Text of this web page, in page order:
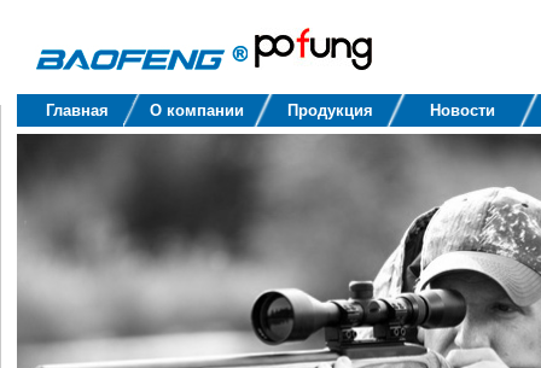
Baofeng
Главная О компании Продукция Новости